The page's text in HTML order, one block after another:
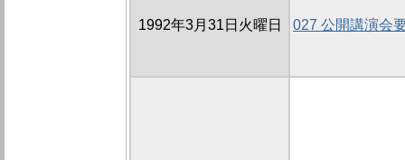
1992年3月31日火曜日 027 公開講演会